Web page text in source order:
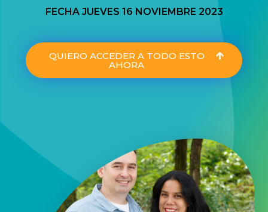
FECHA JUEVES 16 NOVIEMBRE 2023
QUIERO ACCEDER A TODO ESTO
AHORA